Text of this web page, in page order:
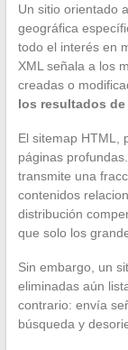
Un sitio orientado
geográfica
todo el interés en
XML señala a los
creadas o
los resultados
El sitemap HTML,
páginas
transmite una
contenidos
distribución
que solo los
Sin embargo, un
eliminadas aún
contrario: envía
búsqueda y